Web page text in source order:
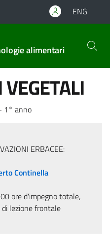
ENG
alimentari
1° anno
ERBACEE:
Continella
ore d'impegno totale,
lezione frontale